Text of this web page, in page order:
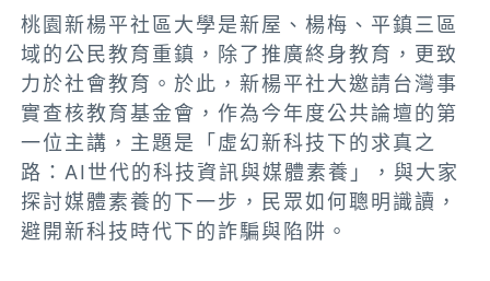
桃園新楊平社區大學是新屋、楊梅、平鎮三區
域的公民教育重鎮，除了推廣終身教育，更致
力於社會教育。於此，新楊平社大邀請台灣事
實查核教育基金會，作為今年度公共論壇的第
一位主講，主題是「虛幻新科技下的求真之
路：AI世代的科技資訊與媒體素養」，與大家
探討媒體素養的下一步，民眾如何聰明識讀，
避開新科技時代下的詐騙與陷阱。